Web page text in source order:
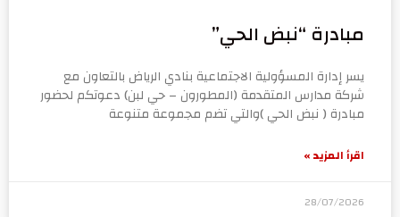
مبادرة “نبض الحي”
يسر إدارة المسؤولية الاجتماعية بنادي الرياض بالتعاون مع
شركة مدارس المتقدمة (المطورون – حي لبن) دعوتكم لحضور
مبادرة ( نبض الحي )والتي تضم مجموعة متنوعة
اقرأ المزيد »
28/07/2026